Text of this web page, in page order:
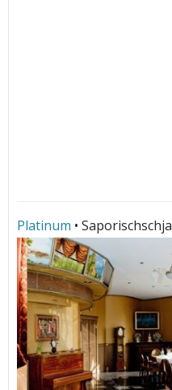
Platinum • Saporischschja